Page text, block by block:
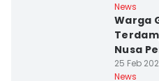
News
Warga
Nusa
25 Feb
News